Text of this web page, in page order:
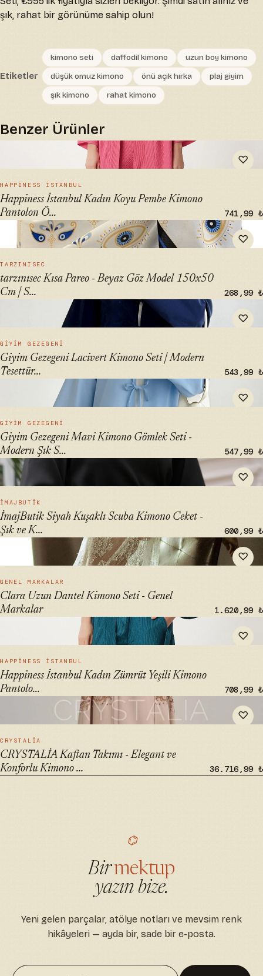
şık, rahat bir görünüme sahip olun!
Etiketler
kimono seti daffodil kimono
uzun boy kimono
düşük omuz kimono
önü açık hırka
plaj giyim
şık kimono
rahat kimono
Benzer Ürünler
♡
" alt="Happiness İstanbul Kadın Koyu Pembe Kimono
Pantolon Örme Takımı | BY00050" loading="lazy">
HAPPINESS İSTANBUL
Happiness İstanbul Kadın Koyu Pembe Kimono
Pantolon Ö...
741,99 ₺
♡
" alt="tarzınısec Kısa Pareo - Beyaz Göz Model 150x50 Cm |
Stilde Giyin" loading="lazy">
TARZINISEC
tarzınısec Kısa Pareo - Beyaz Göz Model 150x50
Cm | S...
268,99 ₺
♡
" alt="Giyim Gezegeni Lacivert Kimono Seti | Modern
Tesettür Etek Üstü" loading="lazy">
GIYIM GEZEGENI
Giyim Gezegeni Lacivert Kimono Seti | Modern
Tesettür...
543,99 ₺
♡
" alt="Giyim Gezegeni Mavi Kimono Gömlek Seti - Modern
Şık Stilde Yeni Sezon" loading="lazy">
GIYIM GEZEGENI
Giyim Gezegeni Mavi Kimono Gömlek Seti -
Modern Şık S...
547,99 ₺
♡
" alt="İmajButik Siyah Kuşaklı Scuba Kimono Ceket - Şık ve
Konforlu Kimono Seti" loading="lazy">
İMAJBUTIK
İmajButik Siyah Kuşaklı Scuba Kimono Ceket -
Şık ve K...
600,99 ₺
♡
" alt="Clara Uzun Dantel Kimono Seti - Genel Markalar"
loading="lazy">
GENEL MARKALAR
Clara Uzun Dantel Kimono Seti - Genel
Markalar
1.620,99 ₺
♡
" alt="Happiness İstanbul Kadın Zümrüt Yeşili Kimono
Pantolon Örme Takımı BY00050" loading="lazy">
HAPPINESS İSTANBUL
Happiness İstanbul Kadın Zümrüt Yeşili Kimono
Pantolo...
708,99 ₺
♡
" alt="CRYSTALİA Kaftan Takımı - Elegant ve Konforlu
Kimono Seti" loading="lazy">
CRYSTALİA
CRYSTALİA Kaftan Takımı - Elegant ve
Konforlu Kimono ...
36.716,99 ₺
⌬
Birmektup
yazın bize.
Yeni gelen parçalar, atölye notları ve mevsim renk
hikâyeleri — ayda bir, sade bir e-posta.